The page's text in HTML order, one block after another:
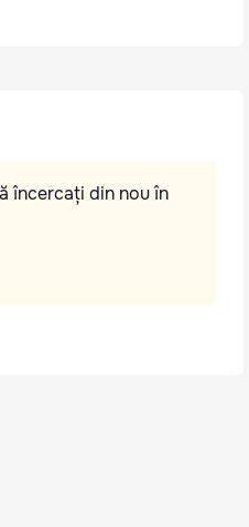
încercați din nou în